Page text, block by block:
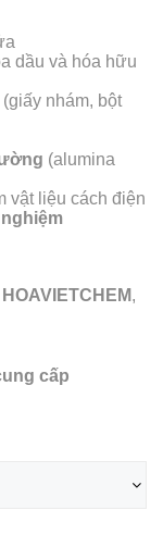
dầu và hóa hữu
(giấy nhám, bột
(alumina
vật liệu cách điện
HOAVIETCHEM,
cấp